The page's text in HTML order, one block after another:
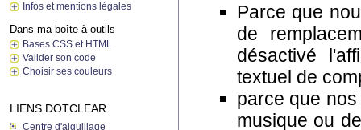
Parce que
de
désactivé
textuel de
parce que
musique ou
Infos et mentions légales
Dans ma boîte à outils
Bases CSS et HTML
Valider son code
Choisir ses couleurs
LIENS DOTCLEAR
Centre d'aiguillage